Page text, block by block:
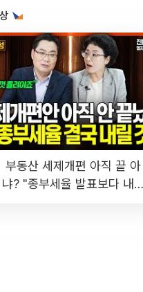
부동산 세제개편 아직 끝 아
냐? "종부세율 발표보다 내릴